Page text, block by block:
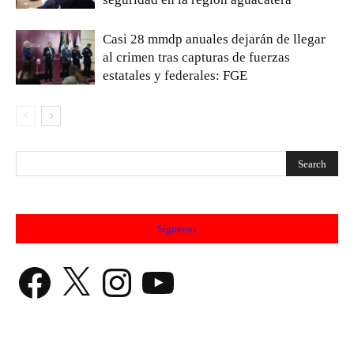
Casi 28 mmdp anuales dejarán de llegar
al crimen tras capturas de fuerzas
estatales y federales: FGE
Síguenos
Facebook X Instagram